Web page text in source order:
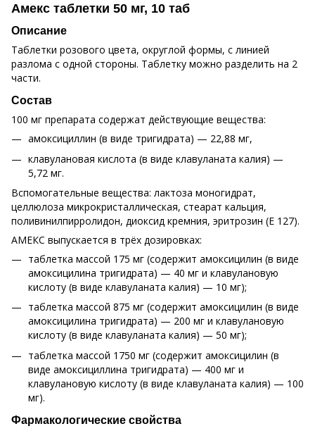
Амекс таблетки 50 мг, 10 таб
Описание
Таблетки розового цвета, округлой формы, с линией
разлома с одной стороны. Таблетку можно разделить на 2
части.
Состав
100 мг препарата содержат действующие вещества:
амоксициллин (в виде тригидрата) — 22,88 мг,
клавулановая кислота (в виде клавуланата калия) —
5,72 мг.
Вспомогательные вещества: лактоза моногидрат,
целлюлоза микрокристаллическая, стеарат кальция,
поливинилпирролидон, диоксид кремния, эритрозин (Е 127).
АМЕКС выпускается в трёх дозировках:
таблетка массой 175 мг (содержит амоксицилин (в виде
амоксицилина тригидрата) — 40 мг и клавулановую
кислоту (в виде клавуланата калия) — 10 мг);
таблетка массой 875 мг (содержит амоксицилин (в виде
амоксицилина тригидрата) — 200 мг и клавулановую
кислоту (в виде клавуланата калия) — 50 мг);
таблетка массой 1750 мг (содержит амоксицилин (в
виде амоксициллина тригидрата) — 400 мг и
клавулановую кислоту (в виде клавуланата калия) — 100
мг).
Фармакологические свойства